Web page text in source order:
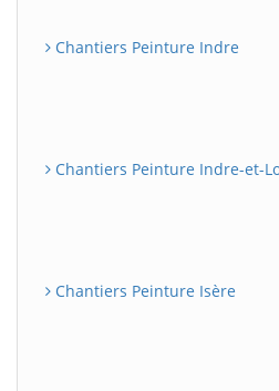
Chantiers Peinture Indre
Chantiers Peinture Indre-et-
Chantiers Peinture Isère